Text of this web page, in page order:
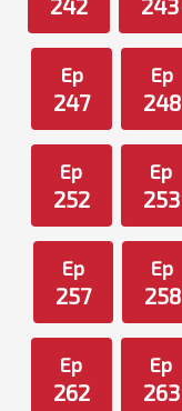
242 243
Ep
247
Ep
248
Ep
252
Ep
253
Ep
257
Ep
258
Ep
262
Ep
263